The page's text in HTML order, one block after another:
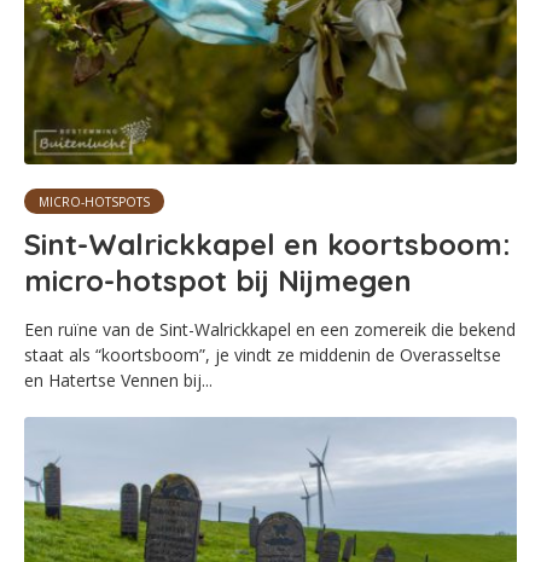
MICRO-HOTSPOTS
Sint-Walrickkapel en koortsboom:
micro-hotspot bij Nijmegen
Een ruïne van de Sint-Walrickkapel en een zomereik die bekend
staat als “koortsboom”, je vindt ze middenin de Overasseltse
en Hatertse Vennen bij...